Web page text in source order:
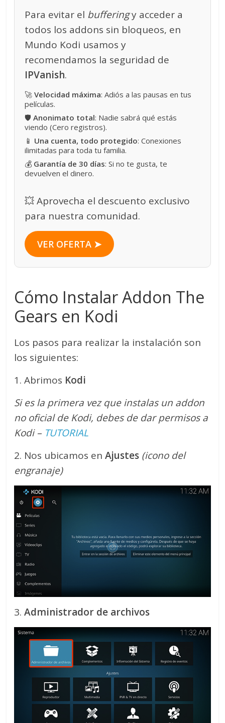
Para evitar el bufferingy acceder a
todos los addons sin bloqueos, en
Mundo Kodi usamos y
recomendamos la seguridad de
IPVanish.
🚀Velocidad máxima: Adiós a las pausas en tus
películas.
🛡️Anonimato total: Nadie sabrá qué estás
viendo (Cero registros).
📱 Una cuenta, todo protegido: Conexiones
ilimitadas para toda tu familia.
💰 Garantía de 30 días: Si no te gusta, te
devuelven el dinero.
💥 Aprovecha el descuento exclusivo
para nuestra comunidad.
VER OFERTA ➤
Cómo Instalar Addon The
Gears en Kodi
Los pasos para realizar la instalación son
los siguientes:
1. Abrimos Kodi
Si es la primera vez que instalas un addon
no oficial de Kodi, debes de dar permisos a
Kodi – TUTORIAL
2. Nos ubicamos enAjustes (icono del
engranaje)
3.Administrador de archivos